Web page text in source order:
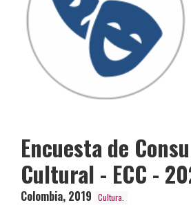
Encuesta de
Cultural - ECC -
Colombia, 2019 Cultura.